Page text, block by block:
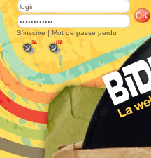
S'inscrire | Mot de passe perdu